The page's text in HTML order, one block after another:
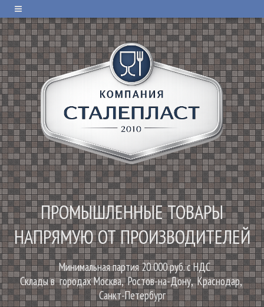
ПРОМЫШЛЕННЫЕ ТОВАРЫ
НАПРЯМУЮ ОТ ПРОИЗВОДИТЕЛЕЙ
Минимальная партия 20 000 руб. с НДС
Склады в городах Москва, Ростов-на-Дону, Краснодар,
Санкт-Петербург